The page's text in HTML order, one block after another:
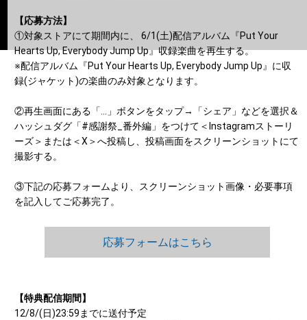
【応募方法】
①対象ストアにて期間内に、 6/1(土)配信アルバム『Put Your
Hearts Up, Everybody Jump Up』収録楽曲を再生する。
※配信アルバム『Put Your Hearts Up, Everybody Jump Up』に収
録(ジャケット)の楽曲のみ対象となります。
②再生画面にある「…」ボタンをタップ→「シェア」などを選択＆
ハッシュダグ「#感謝祭_番外編」をつけて＜Instagramストーリ
ーズ＞または＜X＞へ投稿し、投稿画面をスクリーンショットにて
撮影する。
③下記の応募フォームより、スクリーンショット画像・必要事項
を記入してご応募完了。
応募フォームはこちら
【特典配信期間】
12/8/(日)23:59までに送付予定